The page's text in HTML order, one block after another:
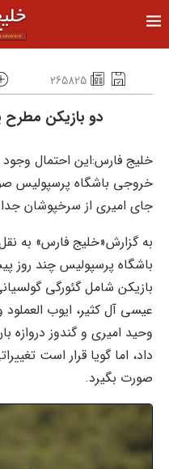
265825
دو بازیکن مطرح
خلیج فارس:این احتمال وجود
خروجی باشگاه پرسپولیس
جای امیری از سرخپوشان
به گزارش«خلیج فارس» به
بازیکن شامل گئورگی
عیسی آل کثیر، ایوب
وحید امیری و گندوز دروازه
داد، اما گویا قرار است
صورت بگیرد.